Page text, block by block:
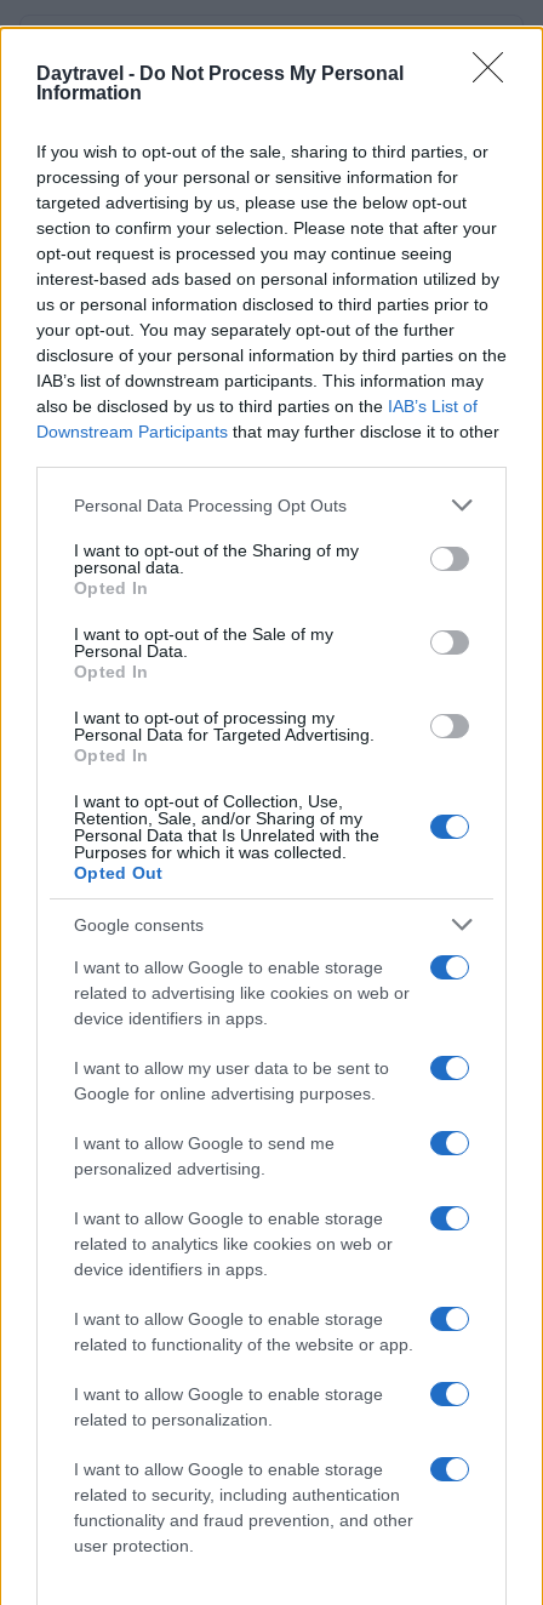
Daytravel - Do Not Process My Personal
Information
If you wish to opt-out of the sale, sharing to third parties, or
processing of your personal or sensitive information for
targeted advertising by us, please use the below opt-out
section to confirm your selection. Please note that after your
opt-out request is processed you may continue seeing
interest-based ads based on personal information utilized by
us or personal information disclosed to third parties prior to
your opt-out. You may separately opt-out of the further
disclosure of your personal information by third parties on the
IAB’s list of downstream participants. This information may
also be disclosed by us to third parties on the IAB’s List of
Downstream Participants that may further disclose it to other
Please note that this website/app uses one or more Google
not limited to your visit or usage behaviour. You may click to
grant or deny consent to Google and its third-party tags to
use your data for below specified purposes in below Google
consent section.
Personal Data Processing Opt Outs
I want to opt-out of the Sharing of my
personal data.
Opted In
I want to opt-out of the Sale of my
Personal Data.
Opted In
I want to opt-out of processing my
Personal Data for Targeted Advertising.
Opted In
I want to opt-out of Collection, Use,
Retention, Sale, and/or Sharing of my
Personal Data that Is Unrelated with the
Purposes for which it was collected.
Opted Out
Google consents
I want to allow Google to enable storage
related to advertising like cookies on web or
device identifiers in apps.
I want to allow my user data to be sent to
Google for online advertising purposes.
I want to allow Google to send me
personalized advertising.
I want to allow Google to enable storage
related to analytics like cookies on web or
device identifiers in apps.
I want to allow Google to enable storage
related to functionality of the website or app.
I want to allow Google to enable storage
related to personalization.
I want to allow Google to enable storage
related to security, including authentication
functionality and fraud prevention, and other
user protection.
AiAdhubMedia
Continua a leggere
LUOGHI DA VEDERE
Scoprire luoghi nascosti con app, mappe offline e
Alessandro Tassinari · 5 Ago 2026
Molise senza folla: itinerari tra borghi, mare e